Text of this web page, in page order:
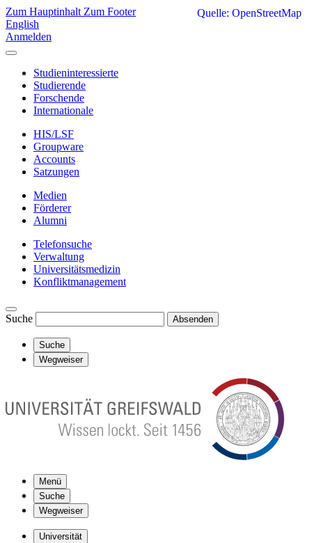
Zum Hauptinhalt Zum Footer
English
Anmelden
Studieninteressierte
Studierende
Forschende
Internationale
HIS/LSF
Groupware
Accounts
Satzungen
Medien
Förderer
Alumni
Telefonsuche
Verwaltung
Universitätsmedizin
Konfliktmanagement
Suche Absenden
Suche
Wegweiser
Menü
Suche
Wegweiser
Universität
Quelle: OpenStreetMap